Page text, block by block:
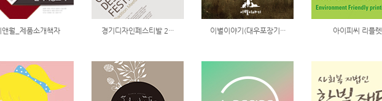
앤월_제품소개책자 경기디자인페스티발 2··· 이별이야기(대우포장기··· 아이피씨 리플렛